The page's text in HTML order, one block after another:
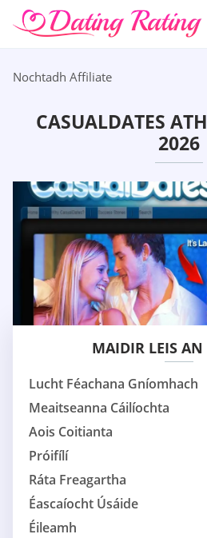
Nochtadh Affiliate
CASUALDATES
2026
MAIDIR LEIS
Lucht Féachana Gníomhach
Meaitseanna Cáilíochta
Aois Coitianta
Próifílí
Ráta Freagartha
Éascaíocht Úsáide
Éileamh